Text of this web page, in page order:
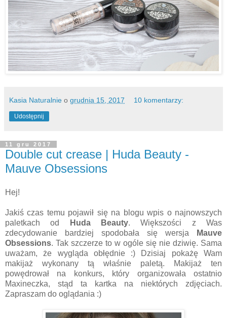
Kasia Naturalnie o grudnia 15, 2017 10 komentarzy:
Udostępnij
11 gru 2017
Double cut crease | Huda Beauty -
Mauve Obsessions
Hej!
Jakiś czas temu pojawił się na blogu wpis o najnowszych
paletkach od
Huda Beauty. Większości z Was
zdecydowanie bardziej spodobała się wersja
Mauve
Obsessions. Tak szczerze to w ogóle się nie dziwię. Sama
uważam, że wygląda obłędnie :) Dzisiaj pokażę Wam
makijaż wykonany tą właśnie paletą. Makijaż ten
powędrował na konkurs, który organizowała ostatnio
Maxineczka, stąd ta kartka na niektórych zdjęciach.
Zapraszam do oglądania :)